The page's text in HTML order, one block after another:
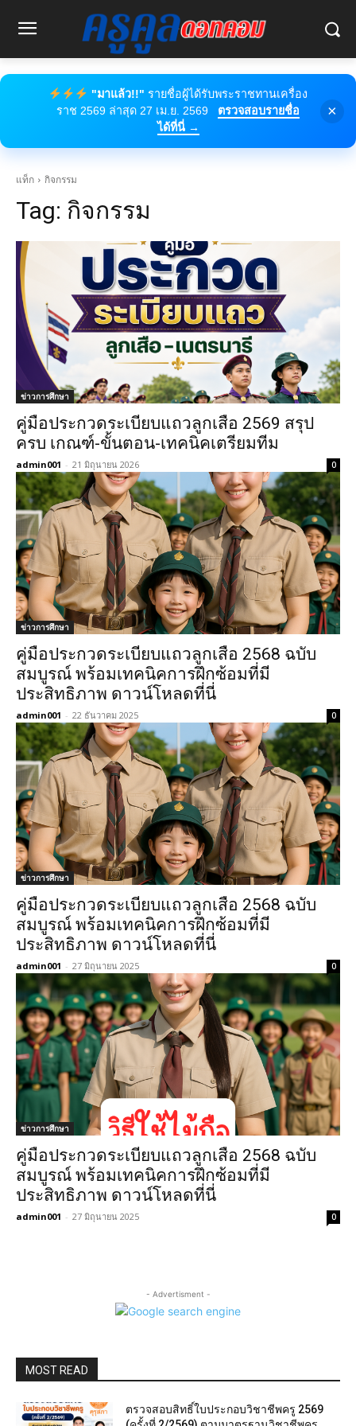
"มาแล้ว!!" รายชื่อผู้ได้รับพระราชทานเครื่อง
ราช 2569 ล่าสุด 27 เม.ย. 2569
ตรวจสอบรายชื่อ
ได้ที่นี่ →
×
แท็ก กิจกรรม
Tag: กิจกรรม
ข่าวการศึกษา
คู่มือประกวดระเบียบแถวลูกเสือ 2569 สรุป
ครบ เกณฑ์-ขั้นตอน-เทคนิคเตรียมทีม
admin001 - 21 มิถุนายน 2026 0
ข่าวการศึกษา
คู่มือประกวดระเบียบแถวลูกเสือ 2568 ฉบับ
สมบูรณ์ พร้อมเทคนิคการฝึกซ้อมที่มี
ประสิทธิภาพ ดาวน์โหลดที่นี่
admin001 - 22 ธันวาคม 2025 0
ข่าวการศึกษา
คู่มือประกวดระเบียบแถวลูกเสือ 2568 ฉบับ
สมบูรณ์ พร้อมเทคนิคการฝึกซ้อมที่มี
ประสิทธิภาพ ดาวน์โหลดที่นี่
admin001 - 27 มิถุนายน 2025 0
ข่าวการศึกษา
คู่มือประกวดระเบียบแถวลูกเสือ 2568 ฉบับ
สมบูรณ์ พร้อมเทคนิคการฝึกซ้อมที่มี
ประสิทธิภาพ ดาวน์โหลดที่นี่
admin001 - 27 มิถุนายน 2025 0
- Advertisment -
MOST READ
ตรวจสอบสิทธิ์ใบประกอบวิชาชีพครู 2569